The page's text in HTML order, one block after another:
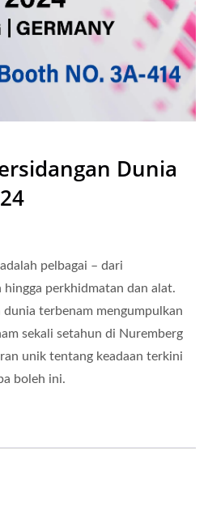
Dunia
pelbagai – dari
hingga perkhidmatan dan alat.
dunia terbenam mengumpulkan
sekali setahun di Nuremberg
unik tentang keadaan terkini
boleh ini.